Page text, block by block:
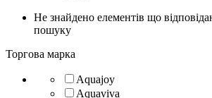
Не знайдено елементів що
пошуку
Торгова марка
Aquajoy
Aquaviva